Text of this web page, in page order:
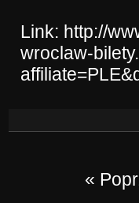
Link: http://
wroclaw-
«